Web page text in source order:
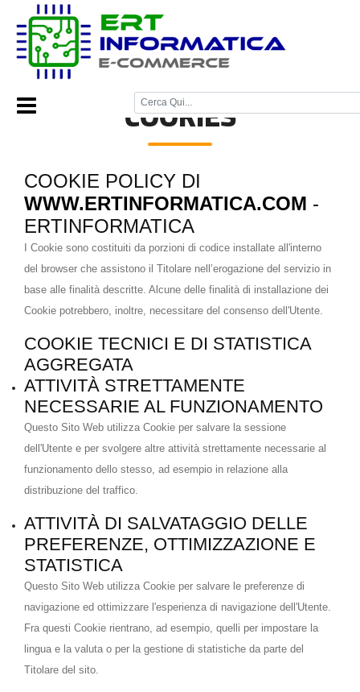
Home Page/ Cookies /
COOKIES
COOKIE POLICY DI
WWW.ERTINFORMATICA.COM -
ERTINFORMATICA
I Cookie sono costituiti da porzioni di codice installate all'interno
del browser che assistono il Titolare nell’erogazione del servizio in
base alle finalità descritte. Alcune delle finalità di installazione dei
Cookie potrebbero, inoltre, necessitare del consenso dell'Utente.
COOKIE TECNICI E DI STATISTICA
AGGREGATA
ATTIVITÀ STRETTAMENTE
NECESSARIE AL FUNZIONAMENTO
Questo Sito Web utilizza Cookie per salvare la sessione
dell'Utente e per svolgere altre attività strettamente necessarie al
funzionamento dello stesso, ad esempio in relazione alla
distribuzione del traffico.
ATTIVITÀ DI SALVATAGGIO DELLE
PREFERENZE, OTTIMIZZAZIONE E
STATISTICA
Questo Sito Web utilizza Cookie per salvare le preferenze di
navigazione ed ottimizzare l'esperienza di navigazione dell'Utente.
Fra questi Cookie rientrano, ad esempio, quelli per impostare la
lingua e la valuta o per la gestione di statistiche da parte del
Titolare del sito.